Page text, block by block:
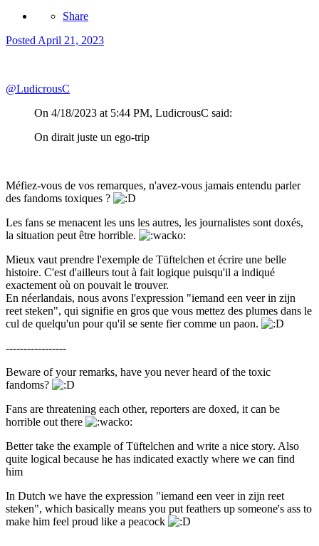
Share
PostedApril 21, 2023
@LudicrousC
On 4/18/2023 at 5:44 PM, LudicrousC said:
On dirait juste un ego-trip
Méfiez-vous de vos remarques, n'avez-vous jamais entendu parler
des fandoms toxiques ?
Les fans se menacent les uns les autres, les journalistes sont doxés,
la situation peut être horrible.
Mieux vaut prendre l'exemple de Tüftelchen et écrire une belle
histoire. C'est d'ailleurs tout à fait logique puisqu'il a indiqué
exactement où on pouvait le trouver.
En néerlandais, nous avons l'expression "iemand een veer in zijn
reet steken", qui signifie en gros que vous mettez des plumes dans le
cul de quelqu'un pour qu'il se sente fier comme un paon.
-----------------
Beware of your remarks, have you never heard of the toxic
fandoms?
Fans are threatening each other, reporters are doxed, it can be
horrible out there
Better take the example of Tüftelchen and write a nice story. Also
quite logical because he has indicated exactly where we can find
him
In Dutch we have the expression "iemand een veer in zijn reet
steken", which basically means you put feathers up someone's ass to
make him feel proud like a peacock